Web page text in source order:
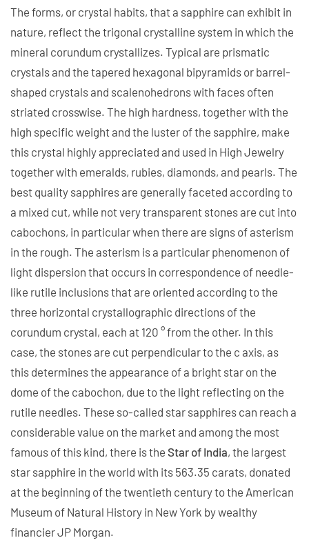
The forms, or crystal habits, that a sapphire can exhibit in
nature, reflect the trigonal crystalline system in which the
mineral corundum crystallizes. Typical are prismatic
crystals and the tapered hexagonal bipyramids or barrel-
shaped crystals and scalenohedrons with faces often
striated crosswise. The high hardness, together with the
high specific weight and the luster of the sapphire, make
this crystal highly appreciated and used in High Jewelry
together with emeralds, rubies, diamonds, and pearls. The
best quality sapphires are generally faceted according to
a mixed cut, while not very transparent stones are cut into
cabochons, in particular when there are signs of asterism
in the rough. The asterism is a particular phenomenon of
light dispersion that occurs in correspondence of needle-
like rutile inclusions that are oriented according to the
three horizontal crystallographic directions of the
corundum crystal, each at 120 ° from the other. In this
case, the stones are cut perpendicular to the c axis, as
this determines the appearance of a bright star on the
dome of the cabochon, due to the light reflecting on the
rutile needles. These so-called star sapphires can reach a
considerable value on the market and among the most
famous of this kind, there is the Star of India, the largest
star sapphire in the world with its 563.35 carats, donated
at the beginning of the twentieth century to the American
Museum of Natural History in New York by wealthy
financier JP Morgan.